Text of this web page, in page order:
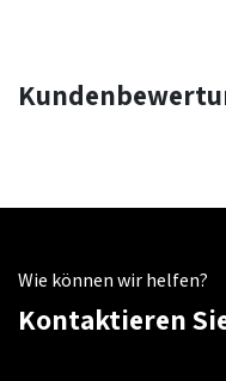
Wie können wir helfen?
Kontaktieren